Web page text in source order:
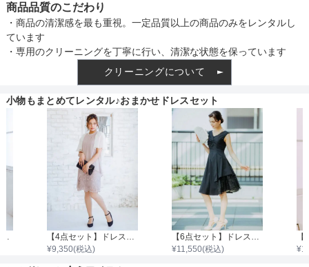
商品品質のこだわり
・商品の清潔感を最も重視。一定品質以上の商品のみをレンタルし
ています
・専用のクリーニングを丁寧に行い、清潔な状態を保っています
クリーニングについて
小物もまとめてレンタル♪おまかせドレスセット
¥9,350(税込)
¥11,550(税込) ¥